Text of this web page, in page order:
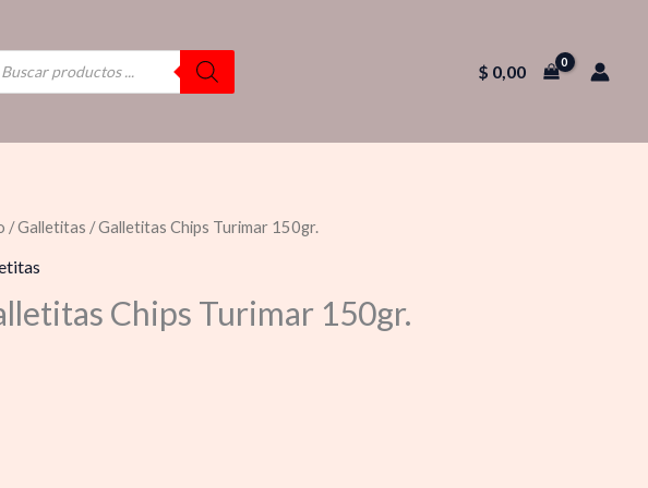
$ 0,00
/Galletitas / Galletitas Chips Turimar 150gr.
Chips Turimar 150gr.